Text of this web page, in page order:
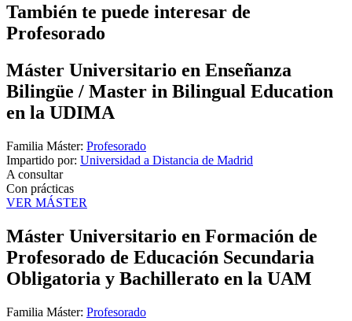
También te puede interesar de
Profesorado
Máster Universitario en Enseñanza
Bilingüe / Master in Bilingual Education
en la UDIMA
Familia Máster: Profesorado
Impartido por: Universidad a Distancia de Madrid
A consultar
Con prácticas
VER MÁSTER
Máster Universitario en Formación de
Profesorado de Educación Secundaria
Obligatoria y Bachillerato en la UAM
Familia Máster: Profesorado